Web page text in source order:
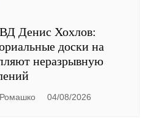
Денис Хохлов:
доски на
неразрывную
04/08/2026